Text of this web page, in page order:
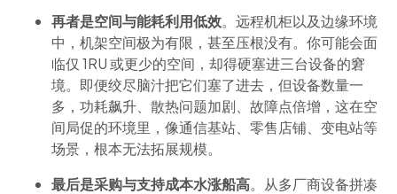
再者是空间与能耗利用低效。远程机柜以及边缘环境
中，机架空间极为有限，甚至压根没有。你可能会面
临仅 1RU 或更少的空间，却得硬塞进三台设备的窘
境。即便绞尽脑汁把它们塞了进去，但设备数量一
多，功耗飙升、散热问题加剧、故障点倍增，这在空
间局促的环境里，像通信基站、零售店铺、变电站等
场景，根本无法拓展规模。
最后是采购与支持成本水涨船高。从多厂商设备拼凑